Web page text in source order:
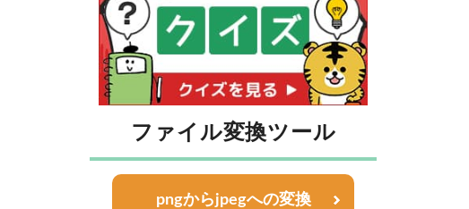
ファイル変換ツール
pngからjpegへの変換